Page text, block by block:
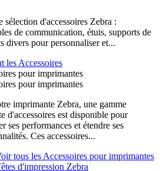
sélection d'accessoires Zebra :
de communication, étuis, supports de
divers pour personnaliser et...
les Accessoires
pour imprimantes
pour imprimantes
imprimante Zebra, une gamme
d'accessoires est disponible pour
ses performances et étendre ses
Ces accessoires...
tous les Accessoires pour imprimantes
d'impression Zebra